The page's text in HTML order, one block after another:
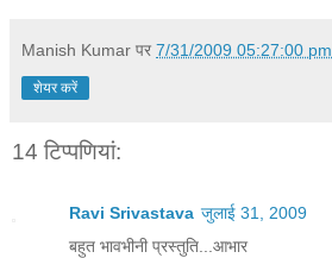
Manish Kumar पर 7/31/2009 05:27:00 pm
शेयर करें
14 टिप्‍पणियां:
Ravi Srivastava जुलाई 31, 2009
बहुत भावभीनी प्रस्तुति...आभार